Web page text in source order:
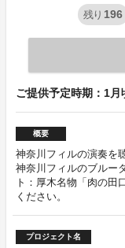
残り 196
ご提供予定時期：1月
概要
神奈川フィルの演奏を
神奈川フィルのブルー
ト：厚木名物「肉の田
ください。
プロジェクト名